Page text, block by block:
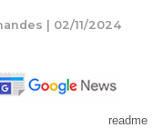
| 02/11/2024
readme